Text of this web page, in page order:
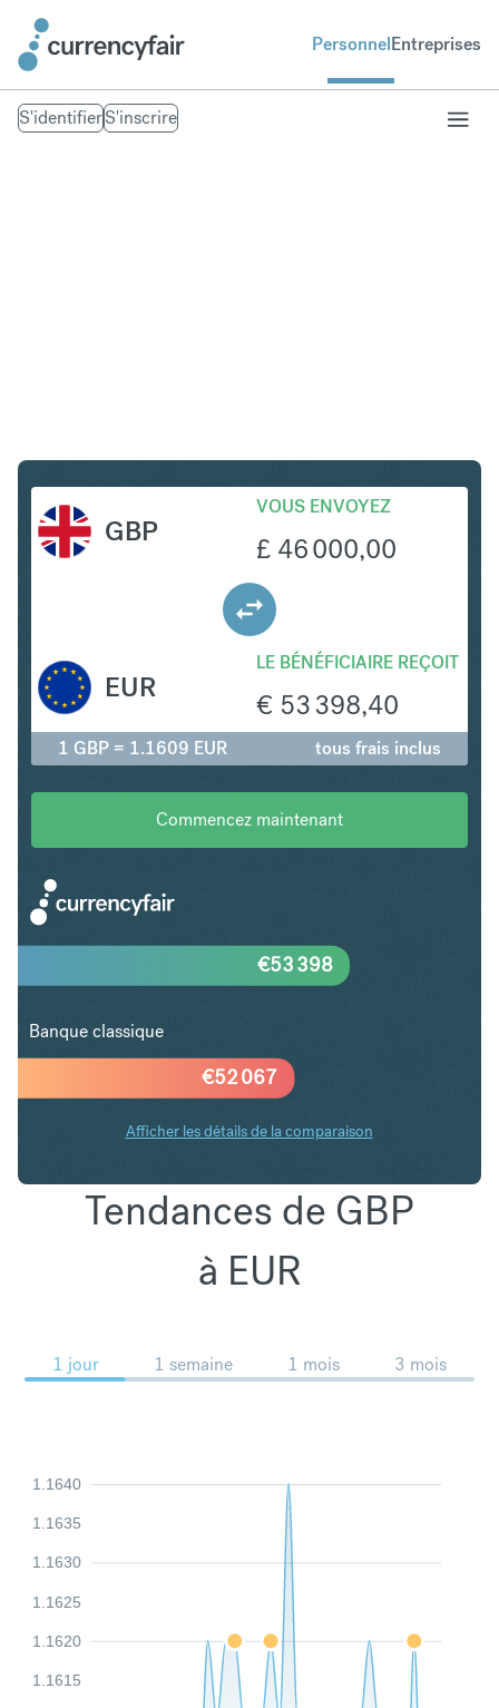
PersonnelEntreprises
S'identifierS'inscrire
GBP
VOUS ENVOYEZ
£ 46 000,00
LE BÉNÉFICIAIRE REÇOIT
€ 53 398,40
EUR
1 GBP = 1.1609 EUR tous frais inclus
Commencez maintenant
€52 067
€53 398
Banque classique
Afficher les détails de la comparaison
Tendances de GBP
à EUR
1 jour 1 semaine 1 mois 3 mois
1.1615
1.1620
1.1625
1.1630
1.1635
1.1640